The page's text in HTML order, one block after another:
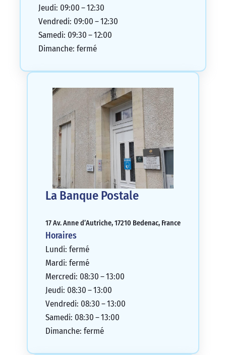
Jeudi: 09:00 – 12:30
Vendredi: 09:00 – 12:30
Samedi: 09:30 – 12:00
Dimanche: fermé
La Banque Postale
17 Av. Anne d’Autriche, 17210 Bedenac, France
Horaires
Lundi: fermé
Mardi: fermé
Mercredi: 08:30 – 13:00
Jeudi: 08:30 – 13:00
Vendredi: 08:30 – 13:00
Samedi: 08:30 – 13:00
Dimanche: fermé